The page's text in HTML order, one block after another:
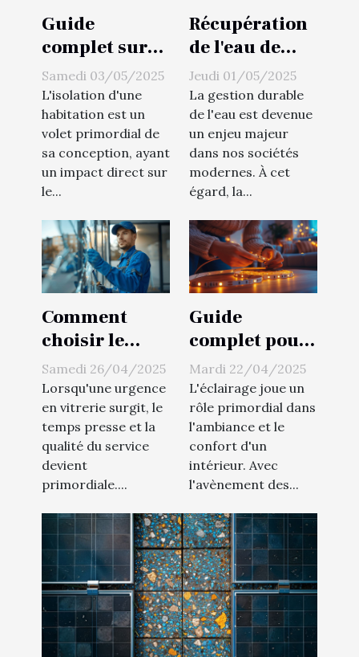
Guide
complet sur
les avantages
de l'isolation
par mousse
projetée
Samedi 03/05/2025
L'isolation d'une
habitation est un
volet primordial de
sa conception, ayant
un impact direct sur
le...
Récupération
de l'eau de
pluie
systèmes et
intégration
dans votre
jardin ou
maison
Jeudi 01/05/2025
La gestion durable
de l'eau est devenue
un enjeu majeur
dans nos sociétés
modernes. À cet
égard, la...
Comment
choisir le
meilleur
service de
vitrerie pour
vos urgences
Samedi 26/04/2025
Lorsqu'une urgence
en vitrerie surgit, le
temps presse et la
qualité du service
devient
primordiale....
Guide
complet pour
choisir et
installer des
rubans à LED
pour
l'éclairage
domestique
Mardi 22/04/2025
L'éclairage joue un
rôle primordial dans
l'ambiance et le
confort d'un
intérieur. Avec
l'avènement des...